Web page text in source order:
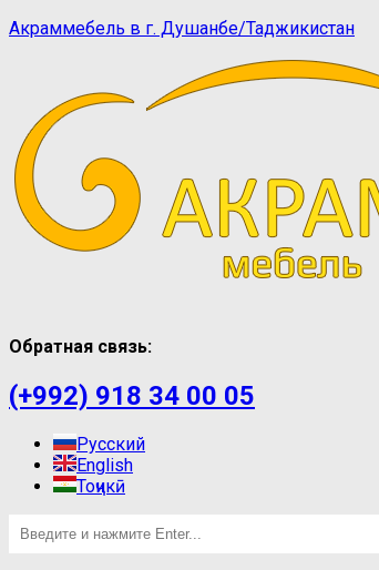
Акраммебель в г. Душанбе/Таджикистан
Обратная связь:
(+992) 918 34 00 05
Русский
English
Тоҷикӣ